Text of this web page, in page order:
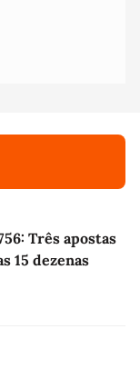
Três apostas
15 dezenas